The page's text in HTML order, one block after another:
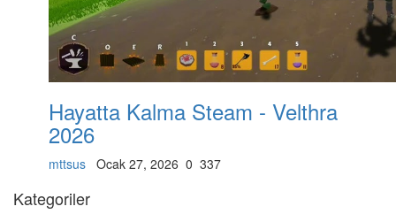
Hayatta Kalma Steam - Velthra
2026
mttsus Ocak 27, 2026 0 337
Kategoriler